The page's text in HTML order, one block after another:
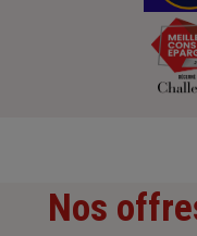
Nos